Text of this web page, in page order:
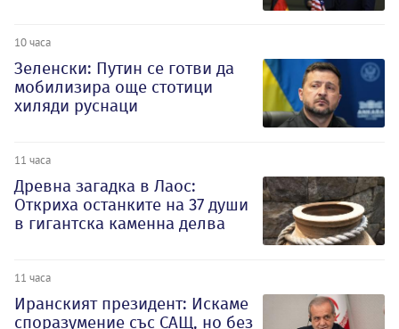
10 часа
Зеленски: Путин се готви да
мобилизира още стотици
хиляди руснаци
11 часа
Древна загадка в Лаос:
Откриха останките на 37 души
в гигантска каменна делва
11 часа
Иранският президент: Искаме
споразумение със САЩ, но без